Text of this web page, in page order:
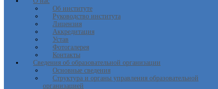
Об институте
Руководство института
Лицензия
Аккредитация
Устав
Фотогалерея
Контакты
Сведения об образовательной организации
Основные сведения
Структура и органы управления образовательной
организацией